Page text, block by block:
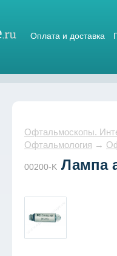
Оплата и доставка
Офтальмоскопы.
Офтальмология →
00200-K Лампа